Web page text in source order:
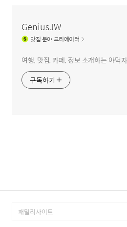
GeniusJW
맛집분야 크리에이터
여행, 맛집, 카페, 정보 소개하는 야먹자
구독하기